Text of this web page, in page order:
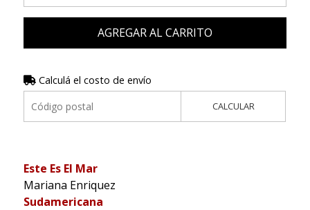
AGREGAR AL CARRITO
Calculá el costo de envío
CALCULAR
Este Es El Mar
Mariana Enriquez
Sudamericana